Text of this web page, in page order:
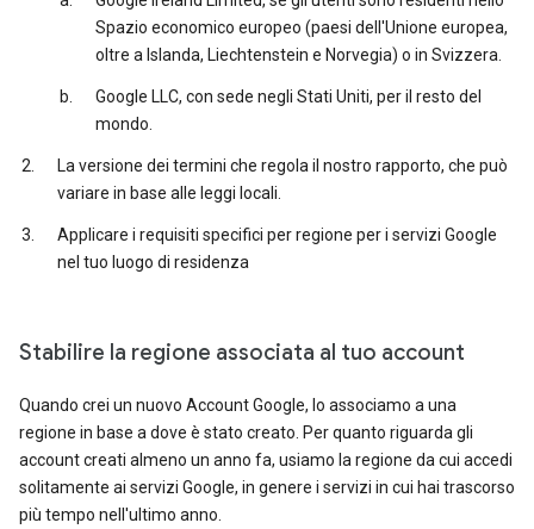
Spazio economico europeo (paesi dell'Unione europea,
oltre a Islanda, Liechtenstein e Norvegia) o in Svizzera.
Google LLC, con sede negli Stati Uniti, per il resto del
mondo.
La versione dei termini che regola il nostro rapporto, che può
variare in base alle leggi locali.
Applicare i requisiti specifici per regione per i servizi Google
nel tuo luogo di residenza
Stabilire la regione associata al tuo account
Quando crei un nuovo Account Google, lo associamo a una
regione in base a dove è stato creato. Per quanto riguarda gli
account creati almeno un anno fa, usiamo la regione da cui accedi
solitamente ai servizi Google, in genere i servizi in cui hai trascorso
più tempo nell'ultimo anno.